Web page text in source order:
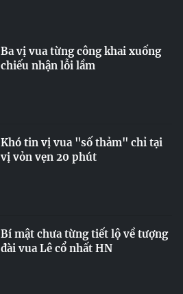
Ba vị vua từng công khai xuống
chiếu nhận lỗi lầm
Khó tin vị vua "số thảm" chỉ tại
vị vỏn vẹn 20 phút
Bí mật chưa từng tiết lộ về tượng
đài vua Lê cổ nhất HN